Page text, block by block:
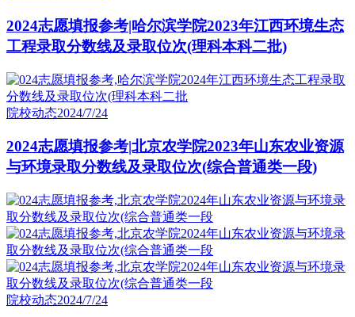
2024志愿填报参考|哈尔滨学院2023年江西环境生态
工程录取分数线及录取位次(理科本科二批)
院校动态2024/7/24
2024志愿填报参考|北京农学院2023年山东农业资源
与环境录取分数线及录取位次(综合普通类一段)
院校动态2024/7/24